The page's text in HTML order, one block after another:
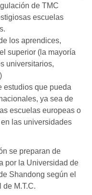
de TMC
escuelas
los aprendices,
superior (la mayoría
universitarios,
estudios que pueda
ya sea de
escuelas europeas o
las universidades
se preparan de
por la Universidad de
Shandong según el
M.T.C.